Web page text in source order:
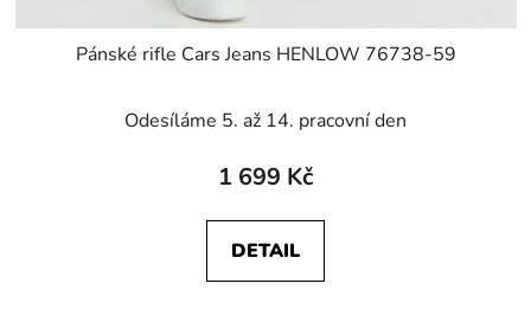
Pánské rifle Cars Jeans HENLOW 76738-59
Odesíláme 5. až 14. pracovní den
1 699 Kč
DETAIL